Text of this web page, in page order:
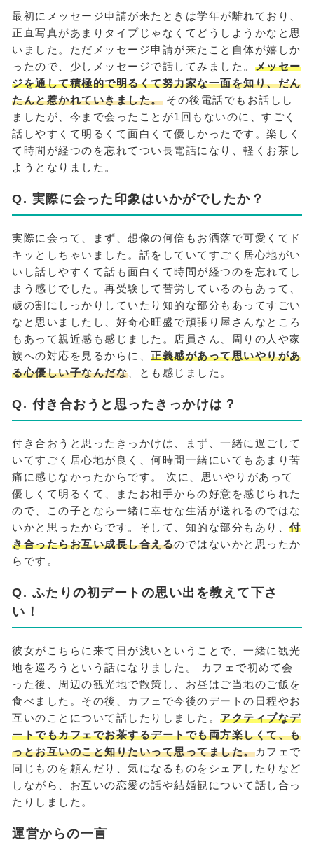
最初にメッセージ申請が来たときは学年が離れており、
正直写真があまりタイプじゃなくてどうしようかなと思
いました。ただメッセージ申請が来たこと自体が嬉しか
ったので、少しメッセージで話してみました。 メッセー
ジを通して積極的で明るくて努力家な一面を知り、だん
たんと惹かれていきました。その後電話でもお話しし
ましたが、今まで会ったことが1回もないのに、すごく
話しやすくて明るくて面白くて優しかったです。楽しく
て時間が経つのを忘れてつい長電話になり、軽くお茶し
ようとなりました。
Q. 実際に会った印象はいかがでしたか？
実際に会って、まず、想像の何倍もお洒落で可愛くてド
キッとしちゃいました。話をしていてすごく居心地がい
いし話しやすくて話も面白くて時間が経つのを忘れてし
まう感じでした。再受験して苦労しているのもあって、
歳の割にしっかりしていたり知的な部分もあってすごい
なと思いましたし、好奇心旺盛で頑張り屋さんなところ
もあって親近感も感じました。店員さん、周りの人や家
族への対応を見るからに、正義感があって思いやりがあ
る心優しい子なんだな 、とも感じました。
Q. 付き合おうと思ったきっかけは？
付き合おうと思ったきっかけは、まず、一緒に過ごして
いてすごく居心地が良く、何時間一緒にいてもあまり苦
痛に感じなかったからです。 次に、思いやりがあって
優しくて明るくて、またお相手からの好意を感じられた
ので、この子となら一緒に幸せな生活が送れるのではな
いかと思ったからです。そして、知的な部分もあり、付
き合ったらお互い成長し合えるのではないかと思ったか
らです。
Q. ふたりの初デートの思い出を教えて下さ
い！
彼女がこちらに来て日が浅いということで、一緒に観光
地を巡ろうという話になりました。 カフェで初めて会
った後、周辺の観光地で散策し、お昼はご当地のご飯を
食べました。その後、カフェで今後のデートの日程やお
互いのことについて話したりしました。アクティブなデ
ートでもカフェでお茶するデートでも両方楽しくて、も
っとお互いのこと知りたいって思ってました。カフェで
同じものを頼んだり、気になるものをシェアしたりなど
しながら、お互いの恋愛の話や結婚観について話し合っ
たりしました。
運営からの一言